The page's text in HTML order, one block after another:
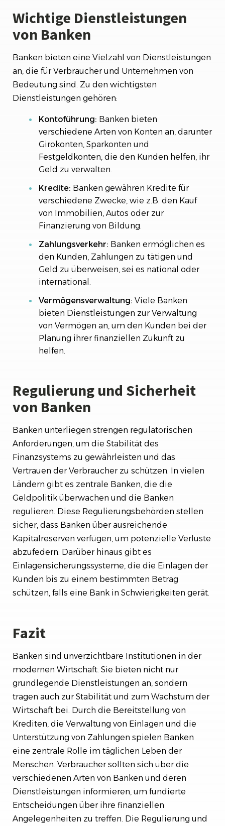
Wichtige Dienstleistungen
von Banken
Banken bieten eine Vielzahl von Dienstleistungen
an, die für Verbraucher und Unternehmen von
Bedeutung sind. Zu den wichtigsten
Dienstleistungen gehören:
Kontoführung: Banken bieten
verschiedene Arten von Konten an, darunter
Girokonten, Sparkonten und
Festgeldkonten, die den Kunden helfen, ihr
Geld zu verwalten.
Kredite: Banken gewähren Kredite für
verschiedene Zwecke, wie z.B. den Kauf
von Immobilien, Autos oder zur
Finanzierung von Bildung.
Zahlungsverkehr: Banken ermöglichen es
den Kunden, Zahlungen zu tätigen und
Geld zu überweisen, sei es national oder
international.
Vermögensverwaltung: Viele Banken
bieten Dienstleistungen zur Verwaltung
von Vermögen an, um den Kunden bei der
Planung ihrer finanziellen Zukunft zu
helfen.
Regulierung und Sicherheit
von Banken
Banken unterliegen strengen regulatorischen
Anforderungen, um die Stabilität des
Finanzsystems zu gewährleisten und das
Vertrauen der Verbraucher zu schützen. In vielen
Ländern gibt es zentrale Banken, die die
Geldpolitik überwachen und die Banken
regulieren. Diese Regulierungsbehörden stellen
sicher, dass Banken über ausreichende
Kapitalreserven verfügen, um potenzielle Verluste
abzufedern. Darüber hinaus gibt es
Einlagensicherungssysteme, die die Einlagen der
Kunden bis zu einem bestimmten Betrag
schützen, falls eine Bank in Schwierigkeiten gerät.
Fazit
Banken sind unverzichtbare Institutionen in der
modernen Wirtschaft. Sie bieten nicht nur
grundlegende Dienstleistungen an, sondern
tragen auch zur Stabilität und zum Wachstum der
Wirtschaft bei. Durch die Bereitstellung von
Krediten, die Verwaltung von Einlagen und die
Unterstützung von Zahlungen spielen Banken
eine zentrale Rolle im täglichen Leben der
Menschen. Verbraucher sollten sich über die
verschiedenen Arten von Banken und deren
Dienstleistungen informieren, um fundierte
Entscheidungen über ihre finanziellen
Angelegenheiten zu treffen. Die Regulierung und